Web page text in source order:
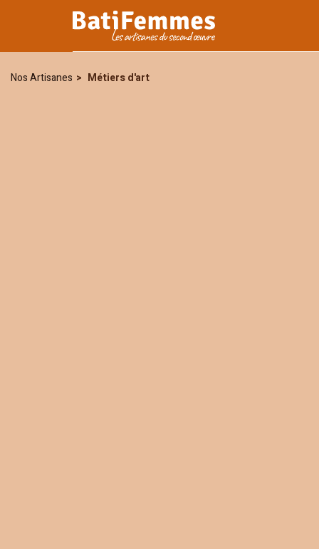
Je certifie avoir pris
Nos Artisanes Métiers d'art